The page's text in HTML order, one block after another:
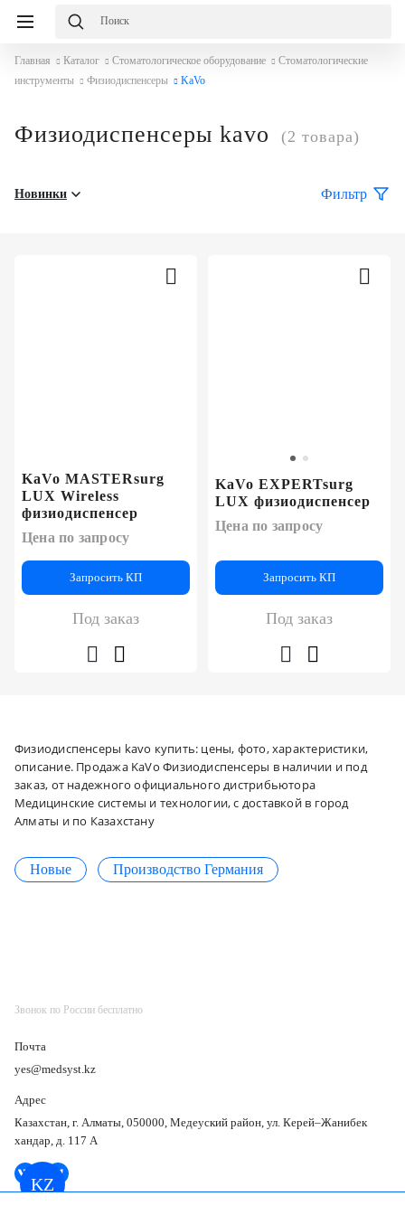
KZ
Главная Каталог Стоматологическое оборудование
Стоматологические
инструменты
Физиодиспенсеры KaVo
Физиодиспенсеры kavo (2 товара)
Новинки Фильтр
KaVo MASTERsurg
LUX Wireless
физиодиспенсер
Цена по запросу
Запросить КП
Под заказ
KaVo EXPERTsurg
LUX физиодиспенсер
Цена по запросу
Запросить КП
Под заказ
Физиодиспенсеры kavo купить: цены, фото, характеристики,
описание. Продажа KaVo Физиодиспенсеры в наличии и под
заказ, от надежного официального дистрибьютора
Медицинские системы и технологии, с доставкой в город
Алматы и по Казахстану
Новые Производство Германия
Звонок по России бесплатно
Почта
yes@medsyst.kz
Адрес
Казахстан, г. Алматы, 050000, Медеуский район, ул. Керей–Жанибек
хандар, д. 117 А